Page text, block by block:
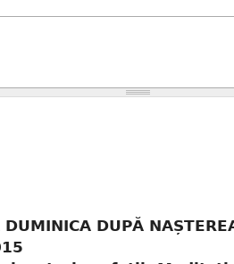
DUPĂ